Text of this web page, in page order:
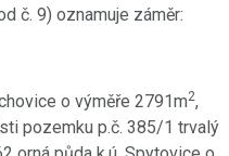
č. 9) oznamuje záměr:
o výměře 2791m2,
pozemku p.č. 385/1 trvalý